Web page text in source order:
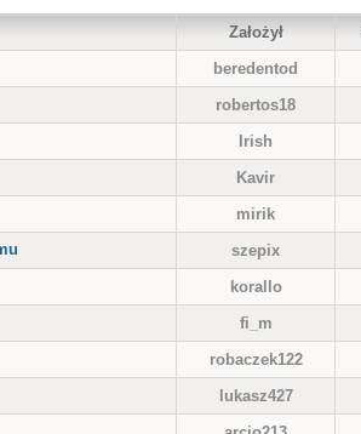
Założył
beredentod
robertos18
Irish
Kavir
mirik
szepix
korallo
fi_m
robaczek122
lukasz427